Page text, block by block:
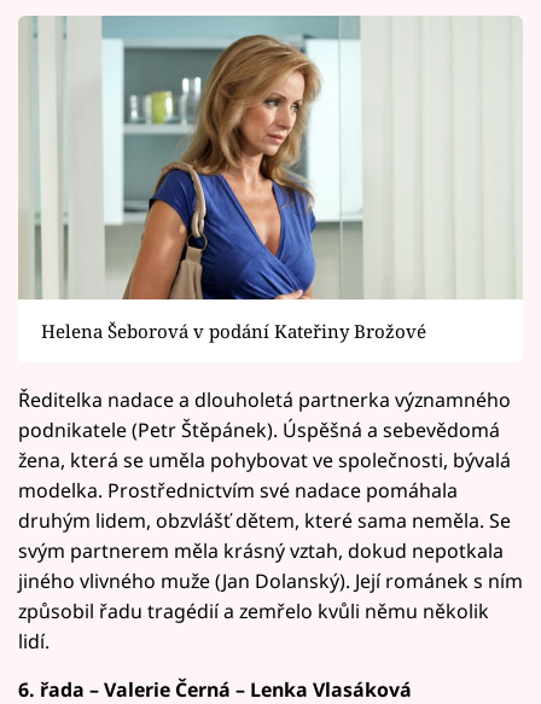
Helena Šeborová v podání Kateřiny Brožové
Ředitelka nadace a dlouholetá partnerka významného
podnikatele (Petr Štěpánek). Úspěšná a sebevědomá
žena, která se uměla pohybovat ve společnosti, bývalá
modelka. Prostřednictvím své nadace pomáhala
druhým lidem, obzvlášť dětem, které sama neměla. Se
svým partnerem měla krásný vztah, dokud nepotkala
jiného vlivného muže (Jan Dolanský). Její románek s ním
způsobil řadu tragédií a zemřelo kvůli němu několik
lidí.
6. řada – Valerie Černá – Lenka Vlasáková